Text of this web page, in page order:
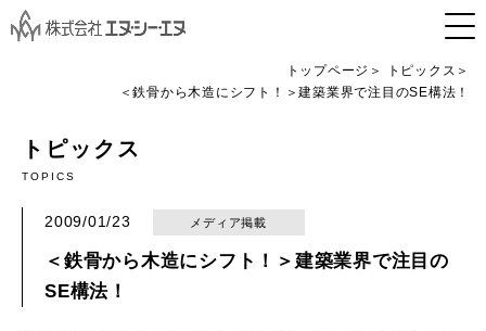
トップページ
トピックス
＜鉄骨から木造にシフト！＞建築業界で注目のSE構法！
トピックス
TOPICS
2009/01/23 メディア掲載
＜鉄骨から木造にシフト！＞建築業界で注目の
SE構法！